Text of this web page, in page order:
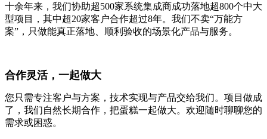
十余年来，我们协助超500家系统集成商成功落地超800个中大
型项目，其中超20家客户合作超过8年。我们不卖“万能方
案”，只做能真正落地、顺利验收的场景化产品与服务。
合作灵活，一起做大
您只需专注客户与方案，技术实现与产品交给我们。项目做成
了，我们自然长期合作，把蛋糕一起做大。欢迎随时聊聊您的
需求或困惑。